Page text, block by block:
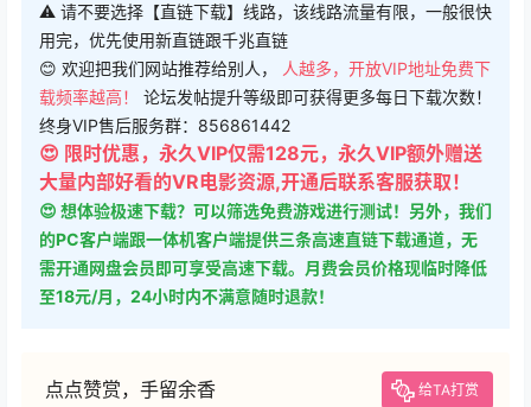
⚠ 请不要选择【直链下载】线路，该线路流量有限，一般很快
用完，优先使用新直链跟千兆直链
😊 欢迎把我们网站推荐给别人，
人越多，开放VIP地址免费下
载频率越高！ 论坛发帖提升等级即可获得更多每日下载次数！
终身VIP售后服务群：856861442
😍 限时优惠，永久VIP仅需128元，永久VIP额外赠送
大量内部好看的VR电影资源,开通后联系客服获取！
😍 想体验极速下载？可以筛选免费游戏进行测试！另外，我们
的PC客户端跟一体机客户端提供三条高速直链下载通道，无
需开通网盘会员即可享受高速下载。月费会员价格现临时降低
至18元/月，24小时内不满意随时退款！
点点赞赏，手留余香 给TA打赏